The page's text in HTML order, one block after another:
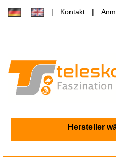
Kontakt
Hersteller